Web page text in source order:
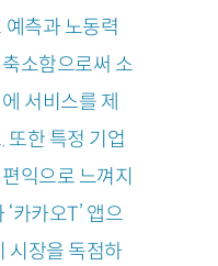
측과 노동력
소함으로써 소
서비스를 제
또한 특정 기업
익으로 느껴지
카카오T’ 앱으
시장을 독점하